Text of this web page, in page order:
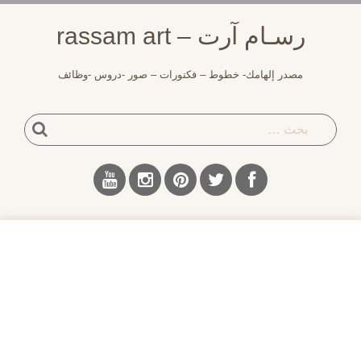
رسـام آرت – rassam art
مصدر إلهامك- خطوط – فكتورات – صور -دروس -وظائف